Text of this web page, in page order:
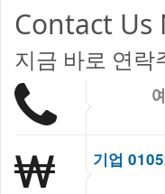
Contact Us
지금 바로 연락
기업